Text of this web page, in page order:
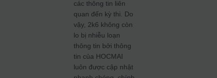
các thông tin liên
quan đến kỳ thi. Do
vậy, 2k6 không còn
lo bị nhiễu loạn
thông tin bởi thông
tin của HOCMAI
luôn được cập nhật